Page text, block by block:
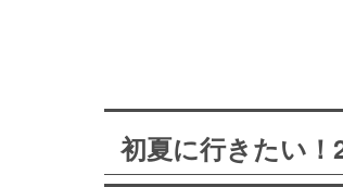
初夏に行きたい